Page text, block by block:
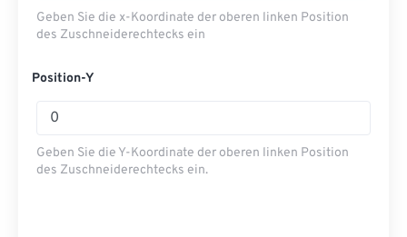
Geben Sie die x-Koordinate der oberen linken Position
des Zuschneiderechtecks ​​ein
Position-Y
Geben Sie die Y-Koordinate der oberen linken Position
des Zuschneiderechtecks ​​ein.